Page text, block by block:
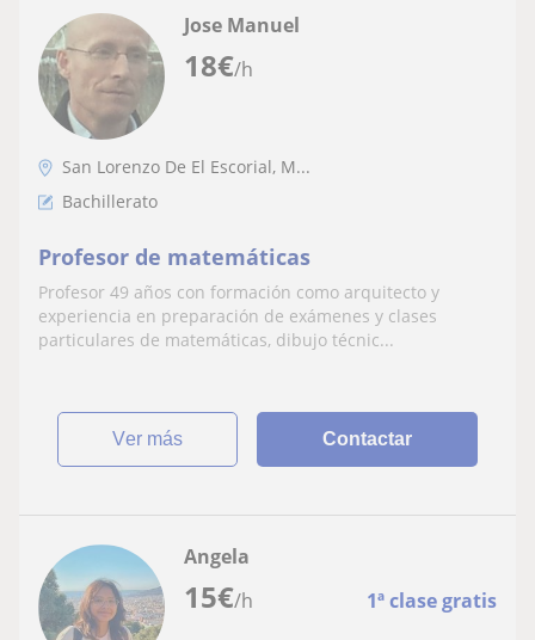
18€/h
Jose Manuel
San Lorenzo De El Escorial, M...
Bachillerato
Profesor de matemáticas
Profesor 49 años con formación como arquitecto y
experiencia en preparación de exámenes y clases
particulares de matemáticas, dibujo técnic...
ver más Contactar
15€/h 1ª clase gratis
Angela